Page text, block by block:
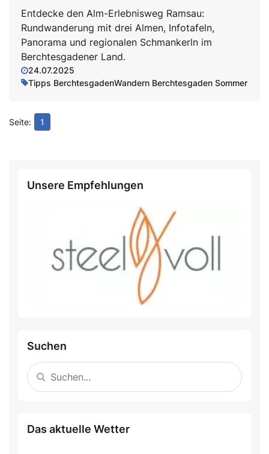
Entdecke den Alm-Erlebnisweg Ramsau:
Rundwanderung mit drei Almen, Infotafeln,
Panorama und regionalen Schmankerln im
Berchtesgadener Land.
24.07.2025
Tipps BerchtesgadenWandern Berchtesgaden Sommer
1
Unsere Empfehlungen
Suchen
Das aktuelle Wetter